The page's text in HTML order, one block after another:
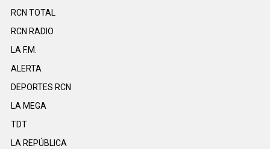
RCN TOTAL
RCN RADIO
LA F.M.
ALERTA
DEPORTES RCN
LA MEGA
TDT
LA REPÚBLICA